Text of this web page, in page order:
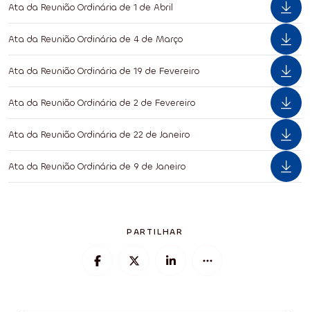
Ata da Reunião Ordinária de 1 de Abril
Ata da Reunião Ordinária de 4 de Março
Ata da Reunião Ordinária de 19 de Fevereiro
Ata da Reunião Ordinária de 2 de Fevereiro
Ata da Reunião Ordinária de 22 de Janeiro
Ata da Reunião Ordinária de 9 de Janeiro
PARTILHAR